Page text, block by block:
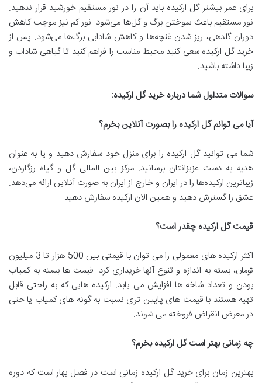
برای عمر بیشتر گل ارکیده باید آن را در نور مستقیم خورشید قرار ندهید.
نور مستقیم باعث سوختن برگ و گل‌ها می‌شود. نور کم نیز موجب کاهش
دوران گلدهی، ریز شدن غنچه‌ها و کاهش شادابی برگ‌ها می‌شود. پس از
خرید گل ارکیده سعی کنید محیط مناسب را فراهم کنید تا گیاهی شاداب و
زیبا داشته باشید.
سوالات متداول شما درباره خرید گل ارکیده:
آیا می توانم گل ارکیده را بصورت آنلاین بخرم؟
شما می توانید گل ارکیده را برای منزل خود سفارش دهید و یا به عنوان
هدیه به دست عزیزانتان برسانید. مرکز بین المللی گل و گیاه رزگاردن،
زیباترین ارکیده‌ها را در ایران و خارج از ایران به صورت آنلاین ارائه می‌دهد.
عشق را گسترش دهید و همین الان ارکیده سفارش دهید
قیمت گل ارکیده چقدر است؟
اکثر ارکیده های معمولی را می توان با قیمتی بین 500 هزار تا 3 میلیون
تومان، بسته به اندازه و تنوع آنها خریداری کرد. قیمت ها بسته به کمیاب
بودن و تعداد شاخه ها افزایش می یابد. ارکیده هایی که به راحتی قابل
تهیه هستند با قیمت های پایین تری نسبت به گونه های کمیاب یا حتی
در معرض انقراض فروخته می شوند.
چه زمانی بهتر است گل ارکیده بخرم؟
بهترین زمان برای خرید گل ارکیده زمانی است در فصل بهار است که دوره